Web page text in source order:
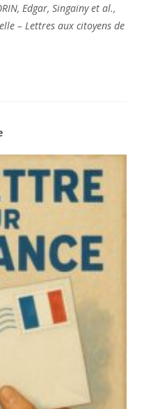
Edgar, Singaïny et al.,
– Lettres aux citoyens de